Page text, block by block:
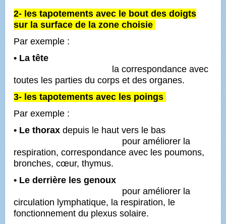
2- les tapotements avec le bout des doigts
sur la surface de la zone choisie
Par exemple :
• La tête
lacorrespondance avec
toutes les parties du corps et des organes.
3- les tapotements avec les poings
Par exemple :
• Le thorax depuis le haut vers le bas
pour améliorer la
respiration, correspondance avec les poumons,
bronches, cœur, thymus.
• Le derrière les genoux
pour améliorer la
circulation lymphatique, la respiration, le
fonctionnement du plexus solaire.